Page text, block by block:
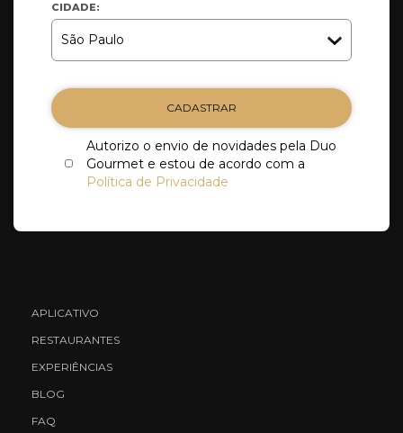
CIDADE:
CADASTRAR
Autorizo o envio de novidades pela Duo
Gourmet e estou de acordo com a
Política de Privacidade
APLICATIVO
RESTAURANTES
EXPERIÊNCIAS
BLOG
FAQ